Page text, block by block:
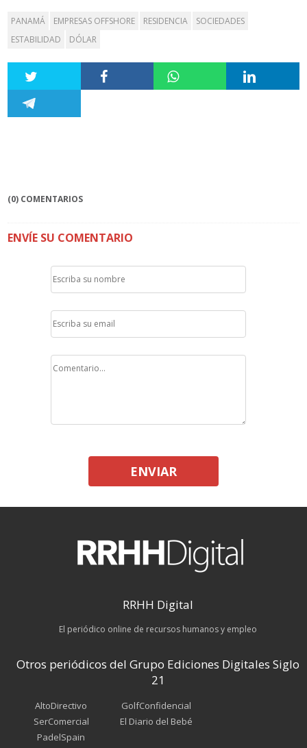
PANAMÁ EMPRESAS OFFSHORE RESIDENCIA
SOCIEDADES
ESTABILIDAD
DÓLAR
(0) COMENTARIOS
ENVÍE SU COMENTARIO
ENVIAR
RRHH Digital
El periódico online de recursos humanos y empleo
Otros periódicos del Grupo Ediciones Digitales Siglo
21
AltoDirectivo
SerComercial
PadelSpain
GolfConfidencial
El Diario del Bebé